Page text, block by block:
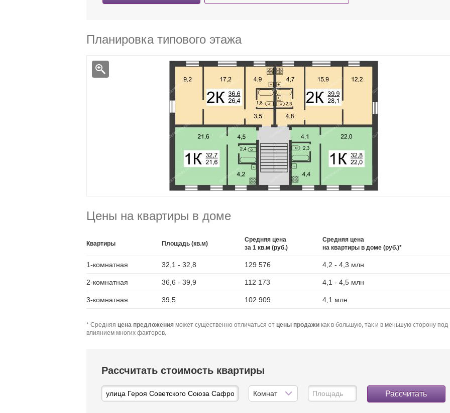
Планировка типового этажа
Цены на квартиры в доме
Квартиры Площадь (кв.м)
Средняя цена
за 1 кв.м (руб.)
Средняя цена
на квартиры в доме (руб.)*
1-комнатная 32,1 - 32,8 129 576 4,2 - 4,3 млн
2-комнатная 36,6 - 39,9 112 173 4,1 - 4,5 млн
3-комнатная 39,5 102 909 4,1 млн
* Средняя цена предложения может существенно отличаться от цены продажи как в большую, так и в меньшую сторону под
влиянием многих факторов.
Рассчитать стоимость квартиры
Рассчитать